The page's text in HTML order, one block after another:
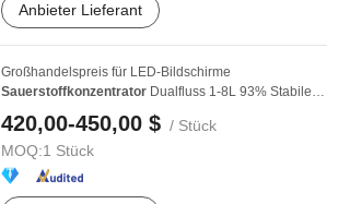
Anbieter Lieferant
Großhandelspreis für LED-Bildschirme
Sauerstoffkonzentrator Dualfluss 1-8L 93% Stabile
420,00-450,00 $ / Stück
MOQ:1 Stück